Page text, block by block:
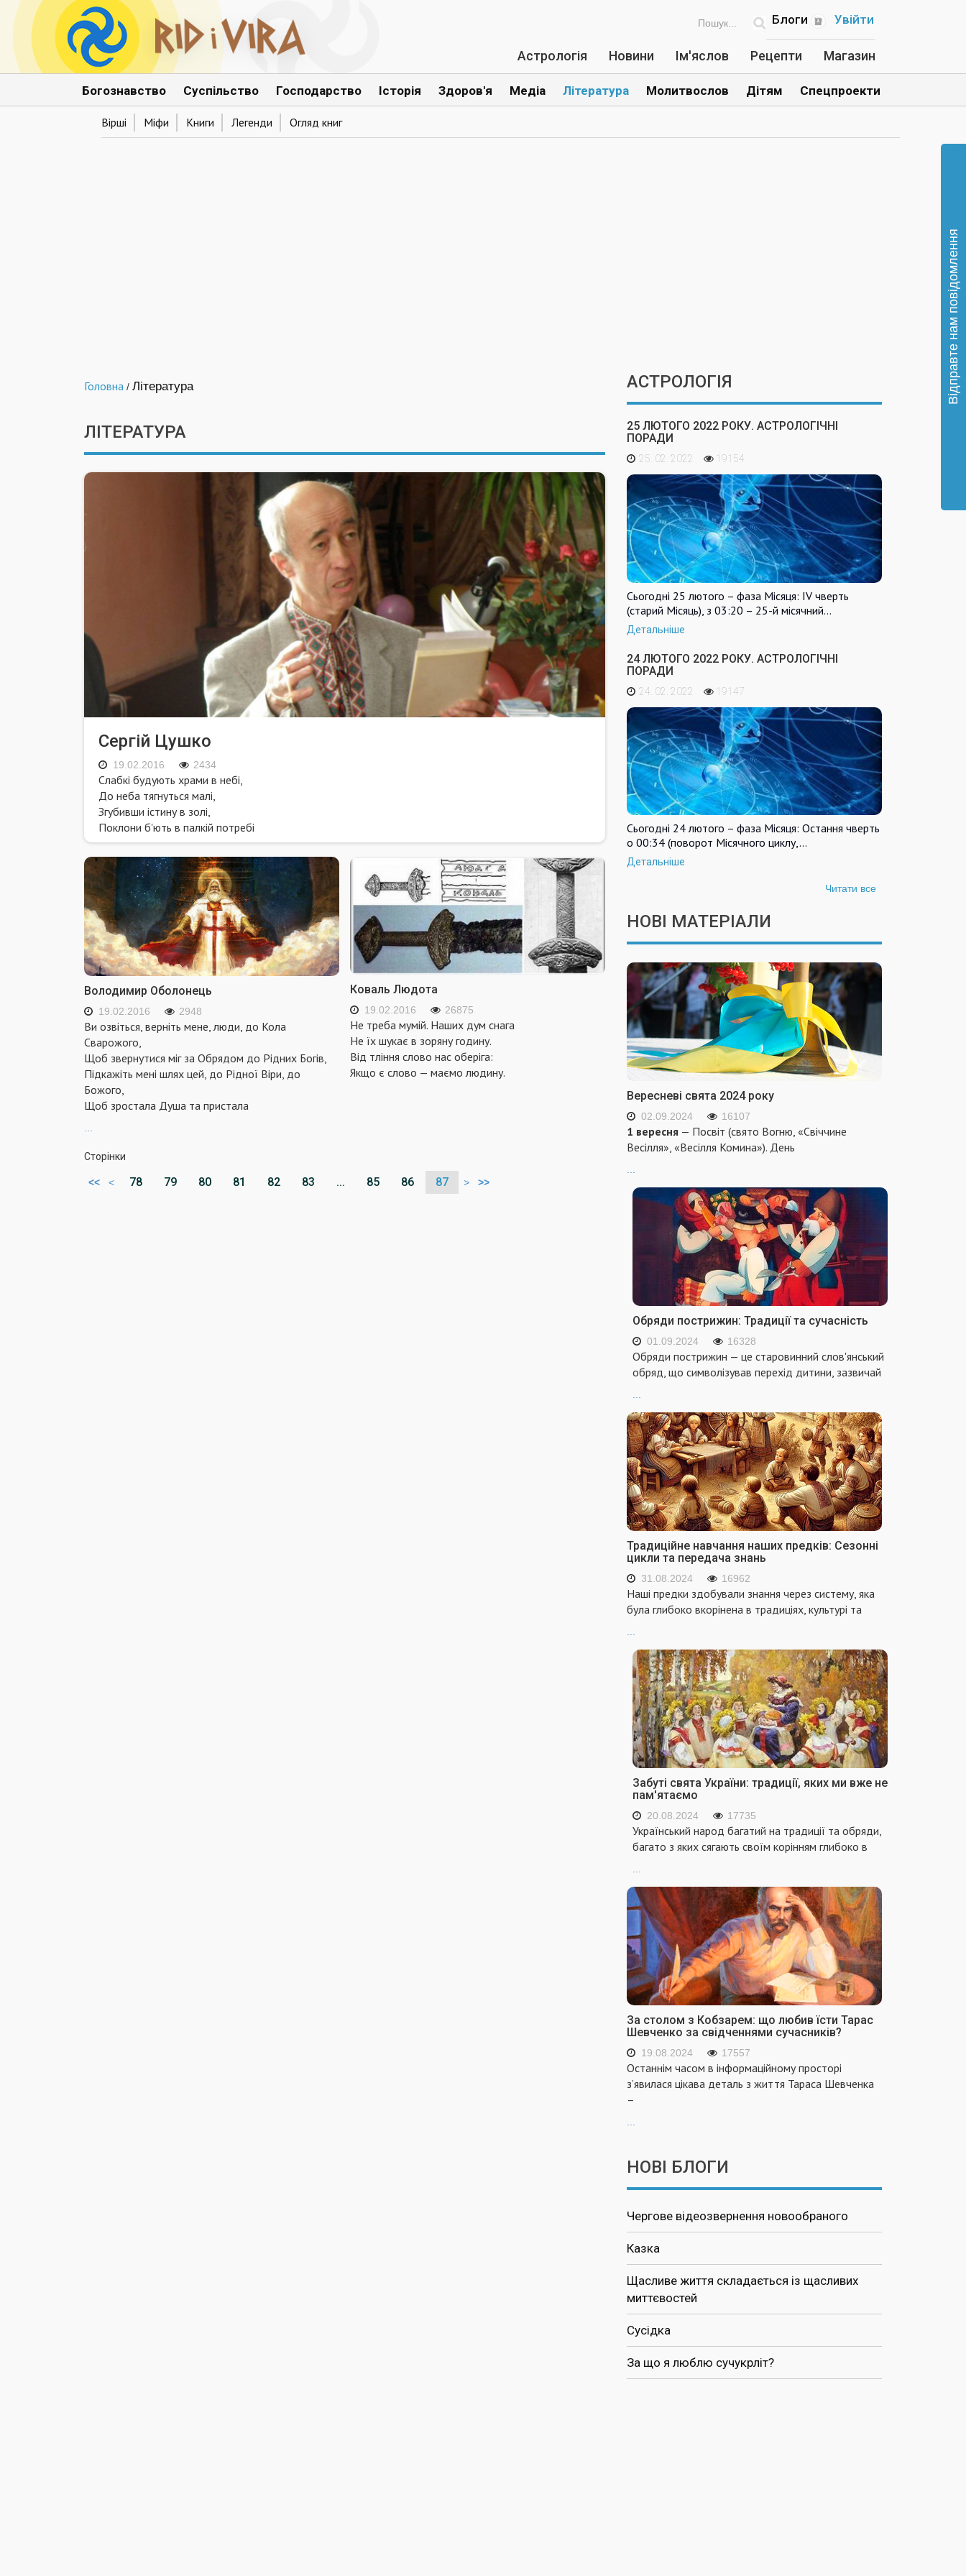
Увійти
Блоги
Астрологія Новини Ім'яслов Рецепти Магазин
Богознавство Суспільство Господарство Історія Здоров'я Медіа Література
Вірші Міфи Книги Легенди Огляд книг
Молитвослов Дітям Спецпроекти
Головна / Література
ЛІТЕРАТУРА
Сергій Цушко
19.02.2016 2434
Слабкі будують храми в небі,
До неба тягнуться малі,
Згубивши істину в золі,
Поклони б'ють в палкій потребі
Володимир Оболонець
19.02.2016 2948
Ви озвіться, верніть мене, люди, до Кола
Сварожого,
Щоб звернутися міг за Обрядом до Рідних Богів,
Підкажіть мені шлях цей, до Рідної Віри, до
Божого,
Щоб зростала Душа та пристала
...
Коваль Людота
19.02.2016 26875
Не треба мумій. Наших дум снага
Не їх шукає в зоряну годину.
Від тління слово нас оберіга:
Якщо є слово — маємо людину.
Сторінки
<< < 78 79 80 81 82 83 ... 85 86 87 > >>
АСТРОЛОГІЯ
25 ЛЮТОГО 2022 РОКУ. АСТРОЛОГІЧНІ
ПОРАДИ
25. 02. 2022 19154
Сьогодні 25 лютого – фаза Місяця: IV чверть
(старий Місяць), з 03:20 – 25-й місячний…
Детальніше
24 ЛЮТОГО 2022 РОКУ. АСТРОЛОГІЧНІ
ПОРАДИ
24. 02. 2022 19147
Сьогодні 24 лютого – фаза Місяця: Остання чверть
о 00:34 (поворот Місячного циклу,…
Детальніше
Читати все
НОВІ МАТЕРІАЛИ
Вересневі свята 2024 року
02.09.2024 16107
1 вересня — Посвіт (свято Вогню, «Свіччине
Весілля», «Весілля Комина»). День
...
Обряди пострижин: Традиції та сучасність
01.09.2024 16328
Обряди пострижин — це старовинний слов'янський
обряд, що символізував перехід дитини, зазвичай
...
Традиційне навчання наших предків: Сезонні
цикли та передача знань
31.08.2024 16962
Наші предки здобували знання через систему, яка
була глибоко вкорінена в традиціях, культурі та
...
Забуті свята України: традиції, яких ми вже не
пам'ятаємо
20.08.2024 17735
Український народ багатий на традиції та обряди,
багато з яких сягають своїм корінням глибоко в
...
За столом з Кобзарем: що любив їсти Тарас
Шевченко за свідченнями сучасників?
19.08.2024 17557
Останнім часом в інформаційному просторі
з’явилася цікава деталь з життя Тараса Шевченка
–
...
НОВІ БЛОГИ
Чергове відеозвернення новообраного
Казка
Щасливе життя складається із щасливих
миттєвостей
Сусідка
За що я люблю сучукрліт?
Відправте нам повідомлення